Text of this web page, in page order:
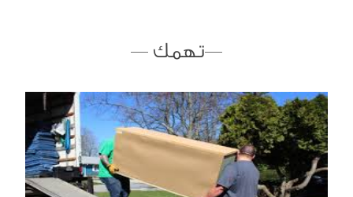
مقالات تهمك